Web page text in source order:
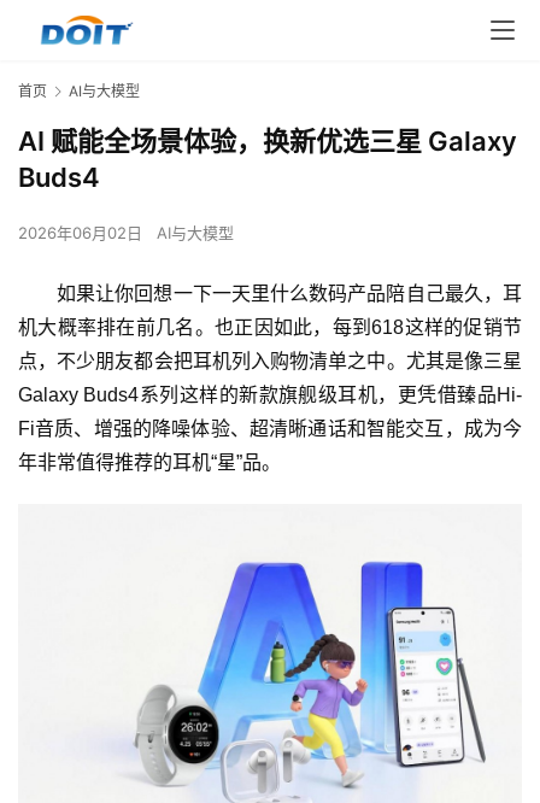
首页 AI与大模型
AI 赋能全场景体验，换新优选三星 Galaxy
Buds4
2026年06月02日 AI与大模型
如果让你回想一下一天里什么数码产品陪自己最久，耳
机大概率排在前几名。也正因如此，每到618这样的促销节
点，不少朋友都会把耳机列入购物清单之中。尤其是像三星
Galaxy Buds4系列这样的新款旗舰级耳机，更凭借臻品Hi-
Fi音质、增强的降噪体验、超清晰通话和智能交互，成为今
年非常值得推荐的耳机“星”品。